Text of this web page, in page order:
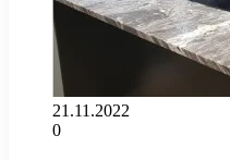
21.11.2022
0